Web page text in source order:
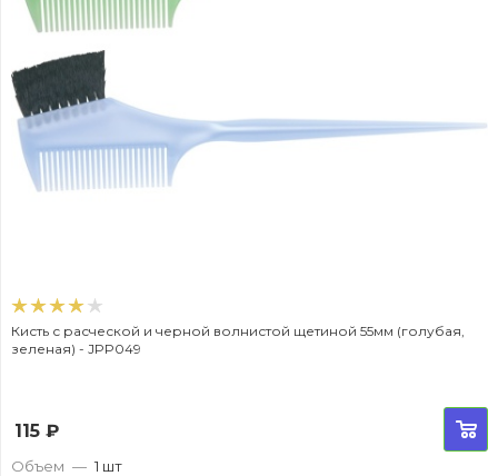
Кисть с расческой и черной волнистой щетиной 55мм (голубая,
зеленая) - JPP049
115 ₽
Объем — 1 шт